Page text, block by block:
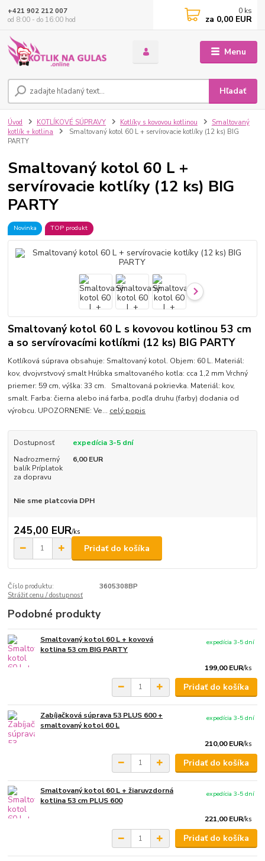
Menu
Hľadať
+421 902 212 007
od 8:00 - do 16:00 hod
0 ks
za 0,00 EUR
Úvod KOTLÍKOVÉ SÚPRAVY Kotlíky s kovovou kotlinou
Smaltovaný
kotlík + kotlina
Smaltovaný kotol 60 L + servírovacie kotlíky (12 ks) BIG
PARTY
Smaltovaný kotol 60 L +
servírovacie kotlíky (12 ks) BIG
PARTY
Novinka TOP produkt
Smaltovaný kotol 60 L s kovovou kotlinou 53 cm
a so servírovacími kotlíkmi (12 ks) BIG PARTY
Kotlíková súprava obsahuje: Smaltovaný kotol. Objem: 60 L. Materiál:
kov, dvojvrstvový smalt Hrúbka smaltovaného kotla: cca 1,2 mm Vrchný
priemer: 59 cm, výška: 33 cm. Smaltovaná pokrievka. Materiál: kov,
smalt. Farba: čierna alebo iná farba, podľa druhu (farby) dodania od
výrobcu. UPOZORNENIE: Ve... celý popis
Dostupnosť
expedícia 3-5 dní
Nadrozmerný
balík Príplatok
za dopravu
6,00 EUR
Nie sme platcovia DPH
245,00 EUR/ks
Pridať do košíka
Číslo produktu:
3605308BP
Strážiť cenu / dostupnosť
Podobné produkty
Smaltovaný kotol 60 L + kovová
kotlina 53 cm BIG PARTY
199,00 EUR/ks
expedícia 3-5 dní
Pridať do košíka
Zabíjačková súprava 53 PLUS 600 +
smaltovaný kotol 60 L
210,00 EUR/ks
expedícia 3-5 dní
Pridať do košíka
Smaltovaný kotol 60 L + žiaruvzdorná
kotlina 53 cm PLUS 600
221,00 EUR/ks
expedícia 3-5 dní
Pridať do košíka